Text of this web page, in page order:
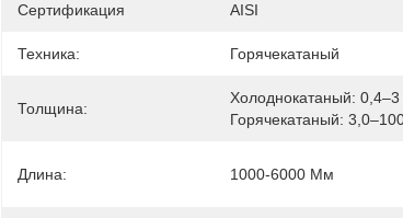
Сертификация AISI
Техника: Горячекатаный
Толщина:
Холоднокатаный:
Горячекатаный:
Длина: 1000-6000 Мм